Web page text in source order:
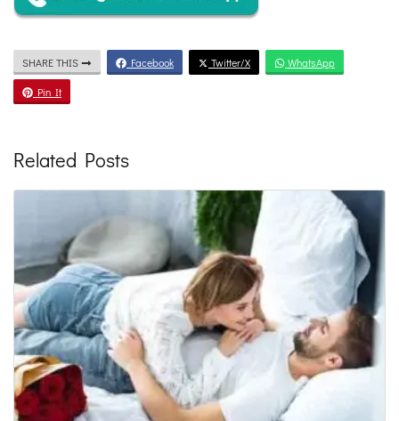
SHARE THIS Facebook Twitter/X WhatsApp
Pin It
Related Posts